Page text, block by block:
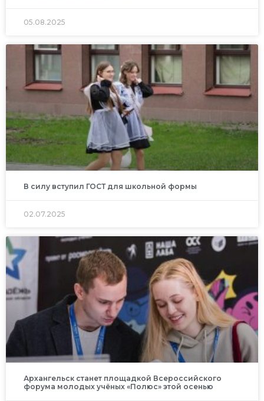
05.08.2025
В силу вступил ГОСТ для школьной формы
02.07.2025
Архангельск станет площадкой Всероссийского
форума молодых учёных «Полюс» этой осенью